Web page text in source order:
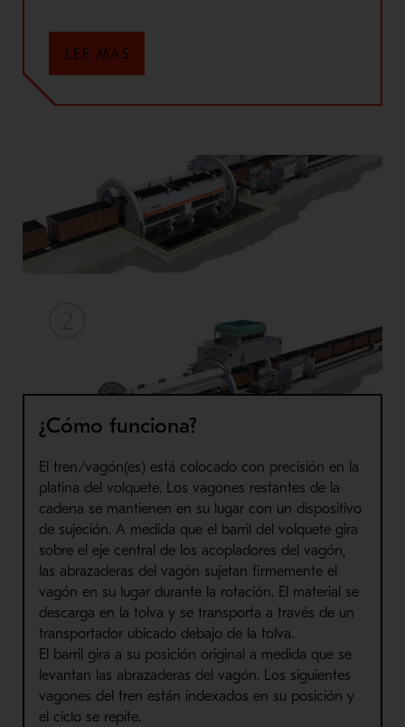
LEE MAS
¿Cómo funciona?
El tren/vagón(es) está colocado con precisión en la
platina del volquete. Los vagones restantes de la
cadena se mantienen en su lugar con un dispositivo
de sujeción. A medida que el
barril del volquete gira
sobre el eje central de los acopladores del vagón,
las abrazaderas del vagón sujetan firmemente el
vagón en su lugar durante la rotación. El material se
descarga en la tolva y se transporta a través de un
transportador ubicado debajo de la tolva.
El
barril gira a su posición original a medida que se
levantan las abrazaderas del vagón. Los siguientes
vagones del tren están indexados en su posición y
el ciclo se repite.